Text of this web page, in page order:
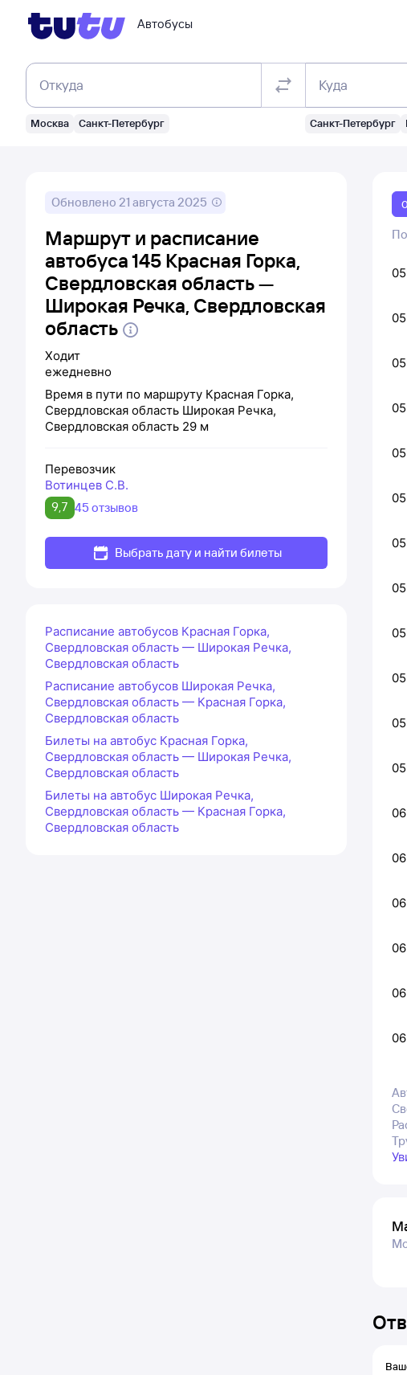
Автобусы
Откуда
Москва Санкт-Петербург
Куда
Санкт-Петербург
Обновлено 21 августа 2025
Маршрут и расписание
автобуса 145 Красная Горка,
Свердловская область —
Широкая Речка, Свердловская
область
Ходит
ежедневно
Время в пути по маршруту Красная Горка,
Свердловская область Широкая Речка,
Свердловская область 29 м
Перевозчик
Вотинцев С.В.
9,7 45 отзывов
Выбрать дату и найти билеты
Расписание автобусов Красная Горка,
Свердловская область — Широкая Речка,
Свердловская область
Расписание автобусов Широкая Речка,
Свердловская область — Красная Горка,
Свердловская область
Билеты на автобус Красная Горка,
Свердловская область — Широкая Речка,
Свердловская область
Билеты на автобус Широкая Речка,
Свердловская область — Красная Горка,
Свердловская область